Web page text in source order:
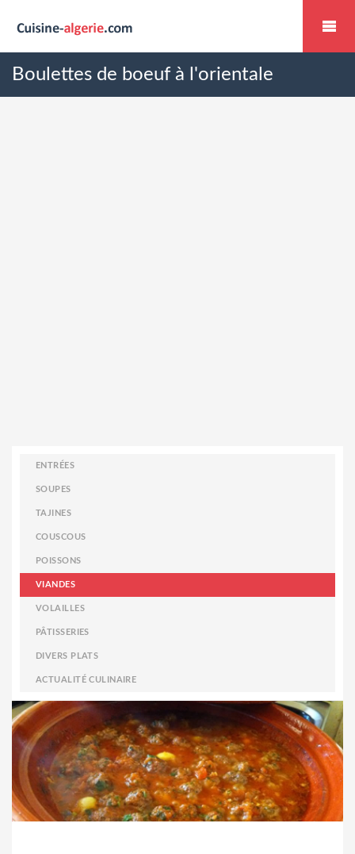
Boulettes de boeuf à l'orientale
ENTRÉES
SOUPES
TAJINES
COUSCOUS
POISSONS
VIANDES
VOLAILLES
PÂTISSERIES
DIVERS PLATS
ACTUALITÉ CULINAIRE